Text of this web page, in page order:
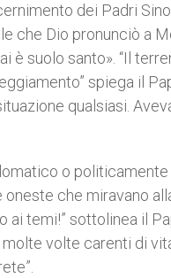
dei Padri
che Dio pronunciò a
è suolo santo». “Il
spiega il
qualsiasi.
o
che miravano
ai temi!” sottolinea il
volte carenti di